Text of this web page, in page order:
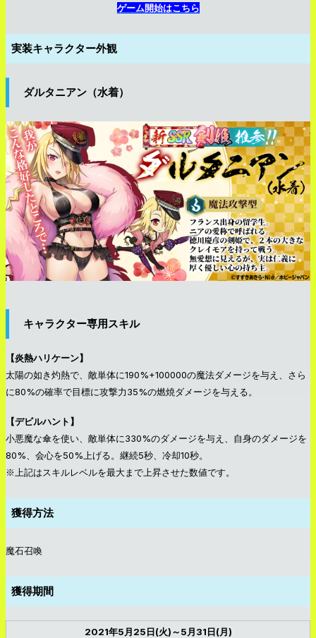
ゲーム開始はこちら
実装キャラクター外観
ダルタニアン（水着）
キャラクター専用スキル
【炎熱ハリケーン】
太陽の如き灼熱で、敵単体に190%+100000の魔法ダメージを与え、さら
に80%の確率で目標に攻撃力35%の燃焼ダメージを与える。
【デビルハント】
小悪魔な傘を使い、敵単体に330%のダメージを与え、自身のダメージを
80%、会心を50%上げる。継続5秒、冷却10秒。
※上記はスキルレベルを最大まで上昇させた数値です。
獲得方法
魔石召喚
獲得期間
2021年5月25日(火)～5月31日(月)